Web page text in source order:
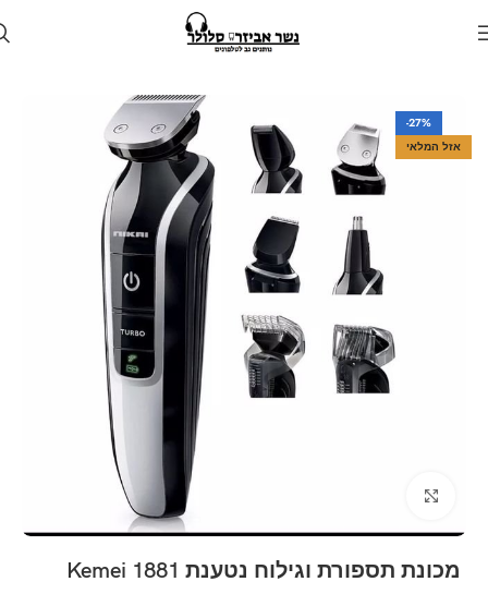
-27%
אזל המלאי
מכונת תספורת וגילוח נטענת Kemei 1881